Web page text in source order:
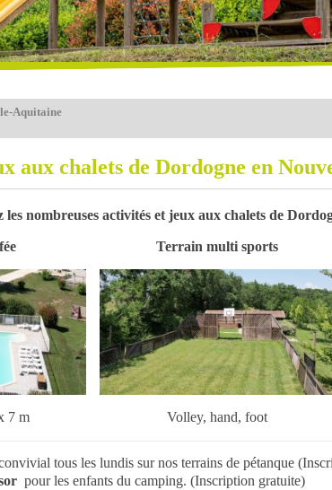
Aquitaine
aux chalets de Dordogne en
les nombreuses activités et jeux aux chalets de
7 m
Terrain multi sports
Volley, hand, foot
tous les lundis sur nos terrains de pétanque
pour les enfants du camping. (Inscription gratuite)